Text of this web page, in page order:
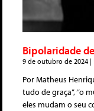
Bipolaridade
9 de outubro de 2024
Por Matheus
tudo de graça’’, ‘’o
eles mudam o seu